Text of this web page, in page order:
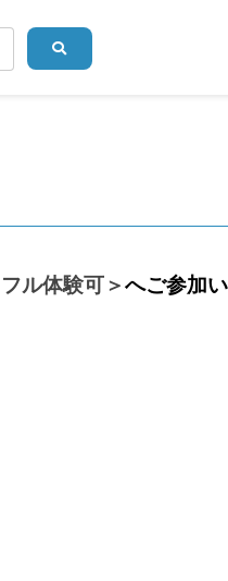
ル体験可＞へご参加